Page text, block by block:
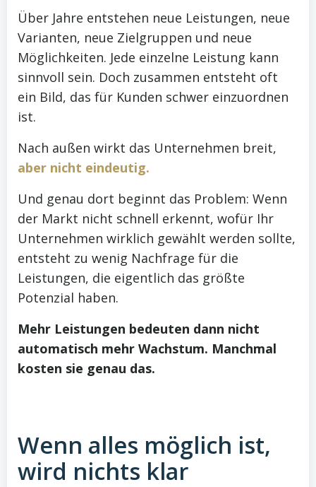
Über Jahre entstehen neue Leistungen, neue
Varianten, neue Zielgruppen und neue
Möglichkeiten. Jede einzelne Leistung kann
sinnvoll sein. Doch zusammen entsteht oft
ein Bild, das für Kunden schwer einzuordnen
ist.
Nach außen wirkt das Unternehmen breit,
aber nicht eindeutig.
Und genau dort beginnt das Problem: Wenn
der Markt nicht schnell erkennt, wofür Ihr
Unternehmen wirklich gewählt werden sollte,
entsteht zu wenig Nachfrage für die
Leistungen, die eigentlich das größte
Potenzial haben.
Mehr Leistungen bedeuten dann nicht
automatisch mehr Wachstum. Manchmal
kosten sie genau das.
Wenn alles möglich ist,
wird nichts klar